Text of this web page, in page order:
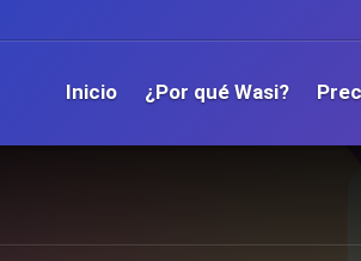
Inicio ¿Por qué Wasi?